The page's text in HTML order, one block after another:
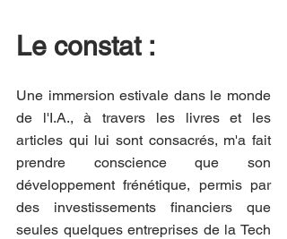
Le constat :
Une immersion estivale dans le monde
de l'I.A., à travers les livres et les
articles qui lui sont consacrés, m'a fait
prendre conscience que son
développement frénétique, permis par
des investissements financiers que
seules quelques entreprises de la Tech